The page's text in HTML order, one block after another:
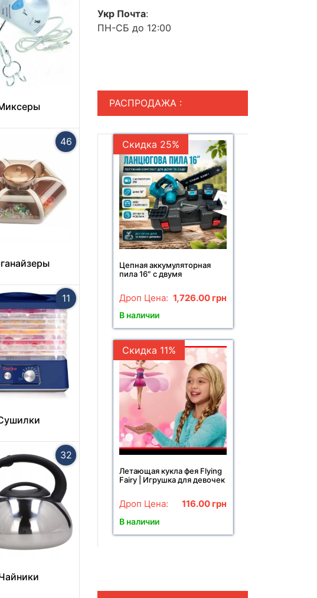
46
11
32
Укр Почта:
ПН-СБ до 12:00
РАСПРОДАЖА :
Скидка 25%
Цепная аккумуляторная
пила 16″ с двумя
чемодане
Дроп Цена: 1,726.00 грн
В наличии
Скидка 11%
Летающая кукла фея Flying
Fairy | Игрушка для девочек
Дроп Цена: 116.00 грн
В наличии